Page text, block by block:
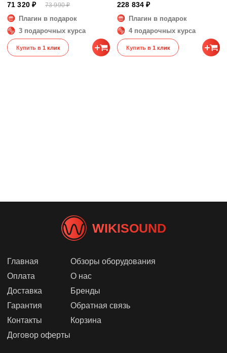
71 320 ₽
73 990 ₽
Плагин в подарок
3 подарочных курса
Купить в 1 клик
228 834 ₽
Плагин в подарок
4 подарочных курса
Купить в 1 клик
WIKISOUND
Главная
Оплата
Доставка
Гарантия
Контакты
Договор оферты
Обзоры оборудования
О нас
Бренды
Обратная связь
Корзина